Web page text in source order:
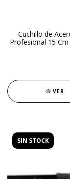
Cuchillo de
Profesional 15 Cm
VER
SIN STOCK